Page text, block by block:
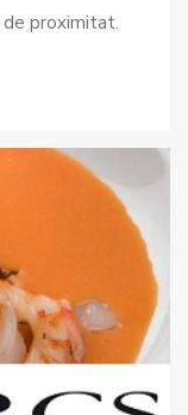
de proximitat.